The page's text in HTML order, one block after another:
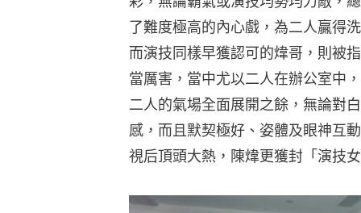
了難度極高的內心戲，為二人贏得
而演技同樣早獲認可的煒哥，則被
當厲害，當中尤以二人在辦公室中
二人的氣場全面展開之餘，無論對
感，而且默契極好、姿體及眼神互
視后頂頭大熱，陳煒更獲封「演技